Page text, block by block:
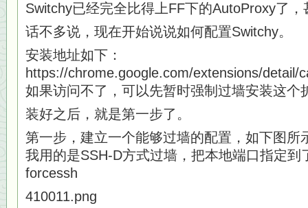
Switchy已经完全比得上FF下的AutoProxy了
话不多说，现在开始说说如何配置Switchy。
安装地址如下：
https://chrome.google.com/extensions/detail/
如果访问不了，可以先暂时强制过墙安装这个
装好之后，就是第一步了。
第一步，建立一个能够过墙的配置，如下图所
我用的是SSH-D方式过墙，把本地端口指定到
forcessh
410011.png